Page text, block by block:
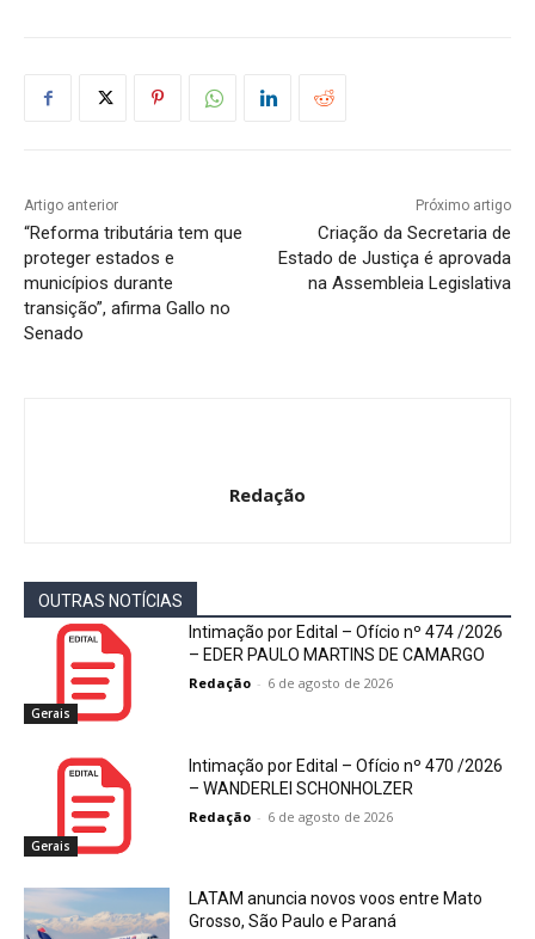
Artigo anterior
“Reforma tributária tem que
proteger estados e
municípios durante
transição”, afirma Gallo no
Senado
Próximo artigo
Criação da Secretaria de
Estado de Justiça é aprovada
na Assembleia Legislativa
Redação
OUTRAS NOTÍCIAS
Gerais
Intimação por Edital – Ofício nº 474 /2026
– EDER PAULO MARTINS DE CAMARGO
Redação - 6 de agosto de 2026
Gerais
Intimação por Edital – Ofício nº 470 /2026
– WANDERLEI SCHONHOLZER
Redação - 6 de agosto de 2026
LATAM anuncia novos voos entre Mato
Grosso, São Paulo e Paraná